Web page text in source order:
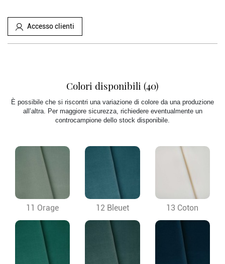
Accesso clienti
Colori disponibili (40)
È possibile che si riscontri una variazione di colore da una produzione
all’altra. Per maggiore sicurezza, richiedere eventualmente un
controcampione dello stock disponibile.
11 Orage 12 Bleuet 13 Coton